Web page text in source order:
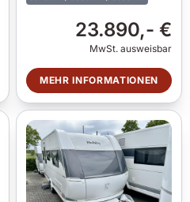
23.890,- €
MwSt. ausweisbar
MEHR INFORMATIONEN